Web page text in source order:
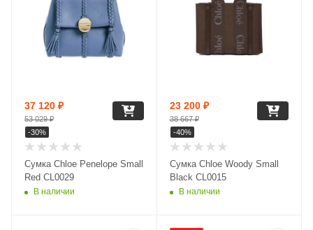
Сумка Chloe Penelope Small
Red CL0029
В наличии
37 120 ₽
53 029₽
-30%
Сумка Chloe Woody Small
Black CL0015
В наличии
23 200₽
38 667₽
-40%